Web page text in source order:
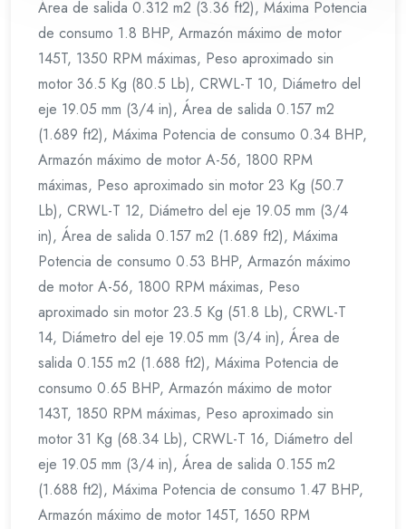
Área de salida 0.312 m2 (3.36 ft2), Máxima Potencia
de consumo 1.8 BHP, Armazón máximo de motor
145T, 1350 RPM máximas, Peso aproximado sin
motor 36.5 Kg (80.5 Lb), CRWL-T 10, Diámetro del
eje 19.05 mm (3/4 in), Área de salida 0.157 m2
(1.689 ft2), Máxima Potencia de consumo 0.34 BHP,
Armazón máximo de motor A-56, 1800 RPM
máximas, Peso aproximado sin motor 23 Kg (50.7
Lb), CRWL-T 12, Diámetro del eje 19.05 mm (3/4
in), Área de salida 0.157 m2 (1.689 ft2), Máxima
Potencia de consumo 0.53 BHP, Armazón máximo
de motor A-56, 1800 RPM máximas, Peso
aproximado sin motor 23.5 Kg (51.8 Lb), CRWL-T
14, Diámetro del eje 19.05 mm (3/4 in), Área de
salida 0.155 m2 (1.688 ft2), Máxima Potencia de
consumo 0.65 BHP, Armazón máximo de motor
143T, 1850 RPM máximas, Peso aproximado sin
motor 31 Kg (68.34 Lb), CRWL-T 16, Diámetro del
eje 19.05 mm (3/4 in), Área de salida 0.155 m2
(1.688 ft2), Máxima Potencia de consumo 1.47 BHP,
Armazón máximo de motor 145T, 1650 RPM